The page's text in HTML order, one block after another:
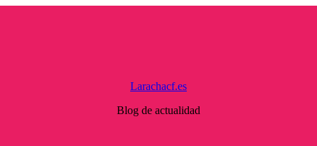
Larachacf.es
Blog de actualidad